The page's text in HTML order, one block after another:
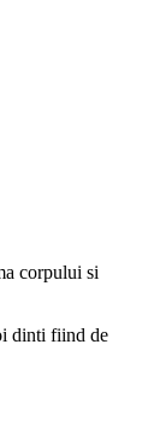
corpului si
dinti fiind de